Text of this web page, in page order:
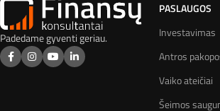
Padedame gyventi geriau.
PASLAUGOS
Investavimas
Antros
Vaiko ateičiai
Šeimos